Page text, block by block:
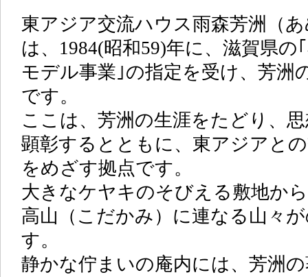
東アジア交流ハウス雨森芳洲（
は、1984(昭和59)年に、滋賀県
モデル事業｣の指定を受け、芳洲
です。
ここは、芳洲の生涯をたどり、
顕彰するとともに、東アジアと
をめざす拠点です。
大きなケヤキのそびえる敷地か
高山（こだかみ）に連なる山々
す。
静かな佇まいの庵内には、芳洲